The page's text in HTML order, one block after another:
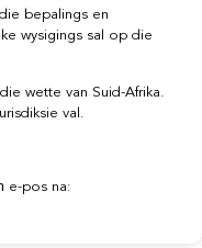
bepalings en
wysigings sal op die
wette van Suid-Afrika.
val.
e-pos na: